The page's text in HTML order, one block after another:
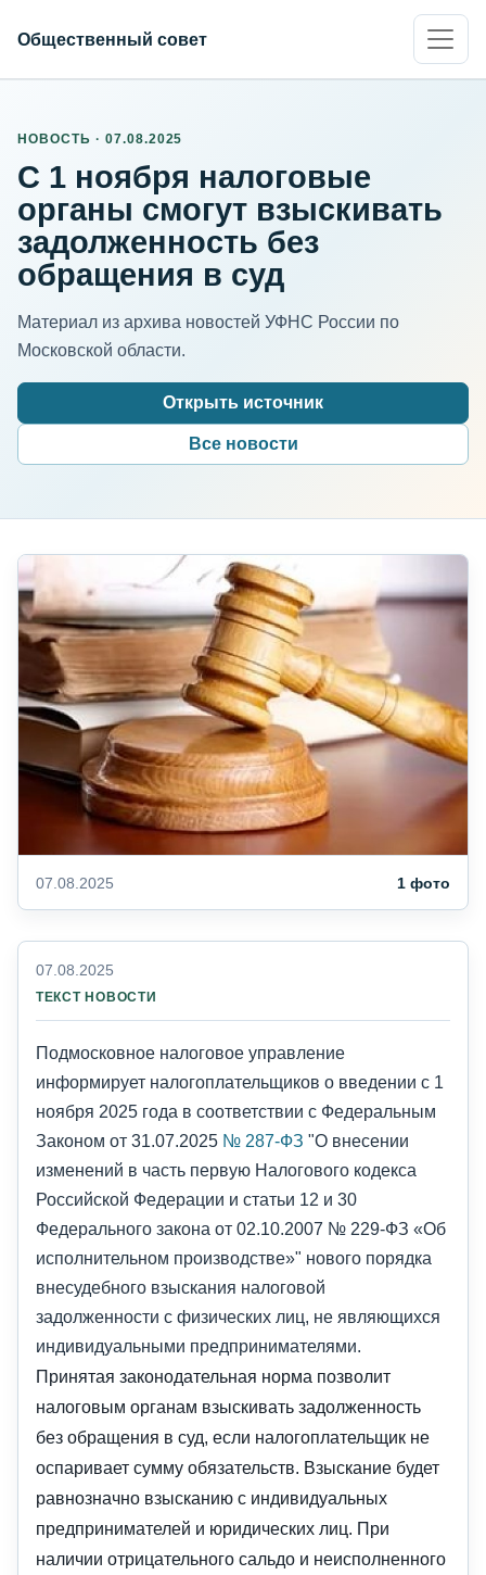
Общественный совет
НОВОСТЬ · 07.08.2025
С 1 ноября налоговые
органы смогут взыскивать
задолженность без
обращения в суд
Материал из архива новостей УФНС России по
Московской области.
Открыть источник
Все новости
07.08.2025 1 фото
07.08.2025
ТЕКСТ НОВОСТИ
Подмосковное налоговое управление
информирует налогоплательщиков о введении с 1
ноября 2025 года в соответствии с Федеральным
Законом от 31.07.2025 № 287-ФЗ "О внесении
изменений в часть первую Налогового кодекса
Российской Федерации и статьи 12 и 30
Федерального закона от 02.10.2007 № 229-ФЗ «Об
исполнительном производстве»" нового порядка
внесудебного взыскания налоговой
задолженности с физических лиц, не являющихся
индивидуальными предпринимателями.
Принятая законодательная норма позволит
налоговым органам взыскивать задолженность
без обращения в суд, если налогоплательщик не
оспаривает сумму обязательств. Взыскание будет
равнозначно взысканию с индивидуальных
предпринимателей и юридических лиц. При
наличии отрицательного сальдо и неисполненного